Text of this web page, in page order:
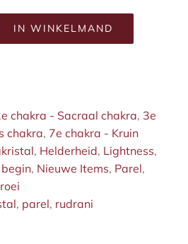
IN WINKELMAND
chakra - Sacraal chakra, 3e
chakra, 7e chakra - Kruin
, Helderheid, Lightness,
, Nieuwe Items, Parel,
, parel, rudrani